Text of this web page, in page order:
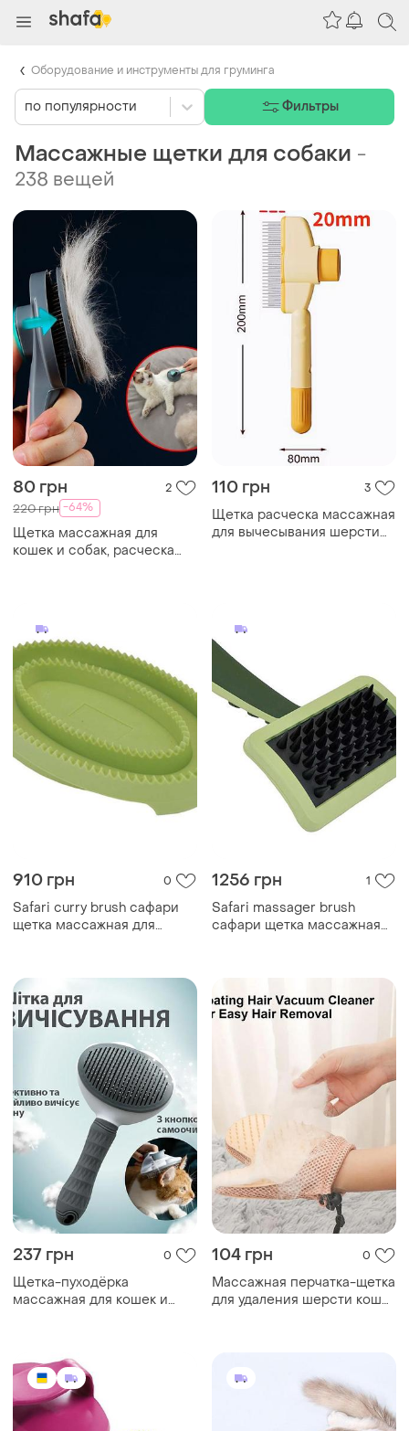
Массажные щетки для собаки -
238 вещей
80 грн 2
220 грн -64%
Щетка массажная для
кошек и собак, расческа
110 грн 3
Щетка расческа массажная
для вычесывания шерсти
910 грн 0
Safari curry brush сафари
щетка массажная для
1256 грн 1
Safari massager brush
сафари щетка массажная
237 грн 0
Щетка-пуходёрка
массажная для кошек и
104 грн 0
Массажная перчатка-щетка
для удаления шерсти кошек
по популярности Фильтры
Оборудование и инструменты для груминга